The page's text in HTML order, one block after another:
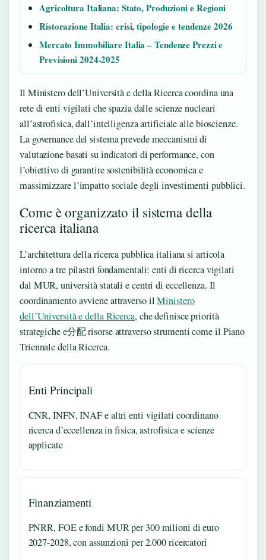
Agricoltura Italiana: Stato, Produzioni e Regioni
Ristorazione Italia: crisi, tipologie e tendenze 2026
Mercato Immobiliare Italia – Tendenze Prezzi e
Previsioni 2024-2025
Il Ministero dell’Università e della Ricerca coordina una
rete di enti vigilati che spazia dalle scienze nucleari
all’astrofisica, dall’intelligenza artificiale alle bioscienze.
La governance del sistema prevede meccanismi di
valutazione basati su indicatori di performance, con
l’obiettivo di garantire sostenibilità economica e
massimizzare l’impatto sociale degli investimenti pubblici.
Come è organizzato il sistema della
ricerca italiana
L’architettura della ricerca pubblica italiana si articola
intorno a tre pilastri fondamentali: enti di ricerca vigilati
dal MUR, università statali e centri di eccellenza. Il
coordinamento avviene attraverso ilMinistero
dell’Università e della Ricerca, che definisce priorità
strategiche e分配 risorse attraverso strumenti come il Piano
Triennale della Ricerca.
Enti Principali
CNR, INFN, INAF e altri enti vigilati coordinano
ricerca d’eccellenza in fisica, astrofisica e scienze
applicate
Finanziamenti
PNRR, FOE e fondi MUR per 300 milioni di euro
2027-2028, con assunzioni per 2.000 ricercatori